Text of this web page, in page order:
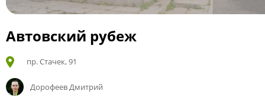
Автовский рубеж
пр. Стачек, 91
Дорофеев Дмитрий